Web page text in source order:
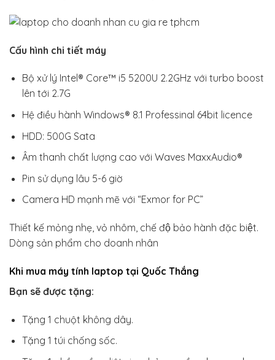
Cấu hình chi tiết máy
Bộ xử lý Intel® Core™ i5 5200U 2.2GHz với turbo boost
lên tới 2.7G
Hệ điều hành Windows® 8.1 Professinal 64bit licence
HDD: 500G Sata
Âm thanh chất lượng cao với Waves MaxxAudio®
Pin sử dụng lâu 5-6 giờ
Camera HD mạnh mẽ với “Exmor for PC”
Thiết kế mỏng nhẹ, vỏ nhôm, chế độ bảo hành đặc biệt.
Dòng sản phẩm cho doanh nhân
Khi mua máy tính laptop tại Quốc Thắng
Bạn sẽ được tặng:
Tặng 1 chuột không dây.
Tặng 1 túi chống sốc.